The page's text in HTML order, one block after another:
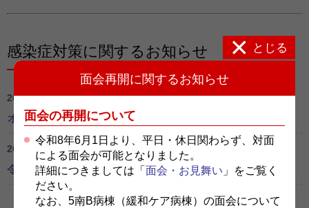
面会再開に関するお知らせ
とじる
面会の再開について
令和8年6月1日より、平日・休日関わらず、対面
による面会が可能となりました。
詳細につきましては「 面会・お見舞い 」をご覧く
ださい。
なお、5南B病棟（緩和ケア病棟）の面会について
感染症対策に関するお知らせ
2025.07.07 お知らせ
オンライン面会のご案内
2023.03.10 感染症対策に関するお知らせ
令和５年３月13日以降の病院内でのマスク着用について